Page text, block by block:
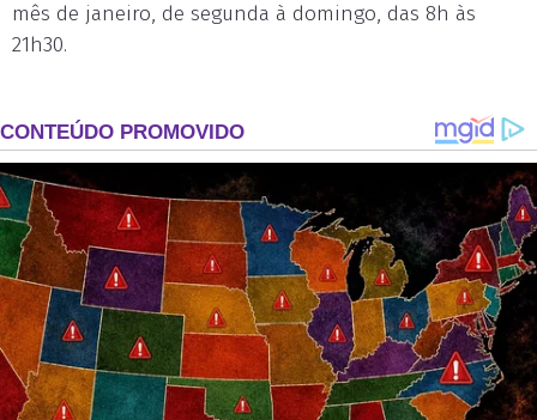
mês de janeiro, de segunda à domingo, das 8h às
21h30.